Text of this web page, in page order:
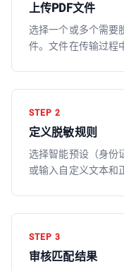
上传PDF文件
选择一个或多个需要
件。文件在传输过程
STEP 2
定义脱敏规则
选择智能预设（身份
或输入自定义文本和
STEP 3
审核匹配结果